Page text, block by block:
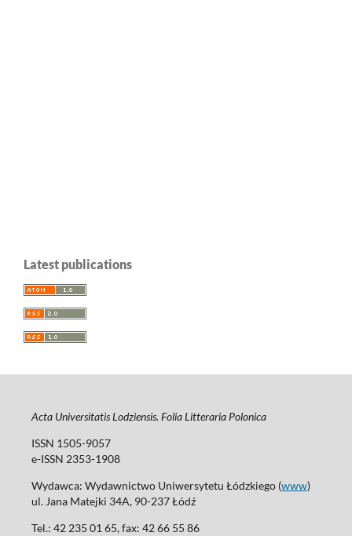
Latest publications
Acta Universitatis Lodziensis. Folia Litteraria Polonica
ISSN 1505-9057
e-ISSN 2353-1908
Wydawca: Wydawnictwo Uniwersytetu Łódzkiego (www)
ul. Jana Matejki 34A, 90-237 Łódź
Tel.: 42 235 01 65, fax: 42 66 55 86